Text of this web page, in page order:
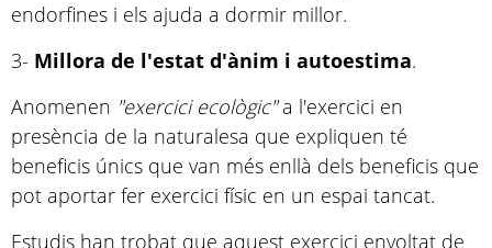
endorfines i els ajuda a dormir millor.
3- Millora de l'estat d'ànim i autoestima.
Anomenen "exercici ecològic"a l'exercici en
presència de la naturalesa que expliquen té
beneficis únics que van més enllà dels beneficis que
pot aportar fer exercici físic en un espai tancat.
Estudis han trobat que aquest exercici envoltat de